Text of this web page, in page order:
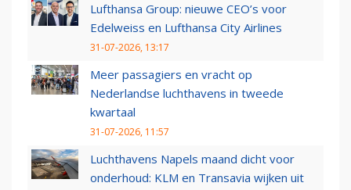
Lufthansa Group: nieuwe CEO’s voor
Edelweiss en Lufthansa City Airlines
31-07-2026, 13:17
Meer passagiers en vracht op
Nederlandse luchthavens in tweede
kwartaal
31-07-2026, 11:57
Luchthavens Napels maand dicht voor
onderhoud: KLM en Transavia wijken uit